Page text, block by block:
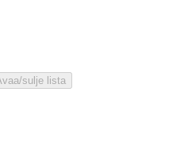
sulje lista